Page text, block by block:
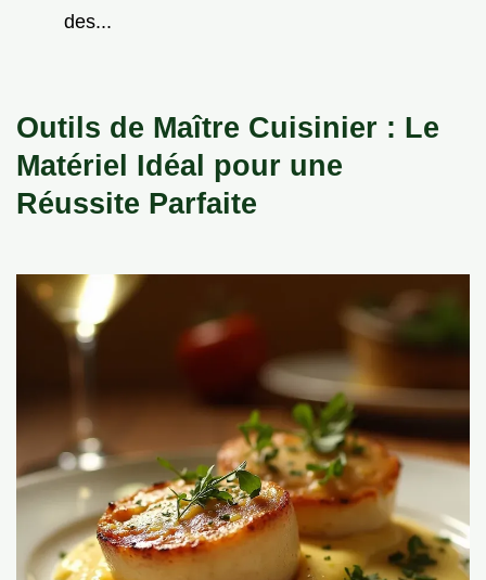
des...
Outils de Maître Cuisinier : Le
Matériel Idéal pour une
Réussite Parfaite